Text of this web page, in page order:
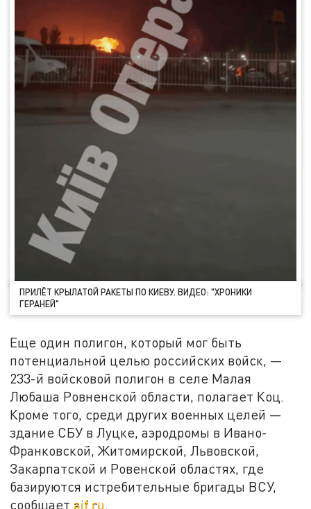
ПРИЛЁТ КРЫЛАТОЙ РАКЕТЫ ПО КИЕВУ. ВИДЕО: "ХРОНИКИ
ГЕРАНЕЙ"
Еще один полигон, который мог быть
потенциальной целью российских войск, —
233-й войсковой полигон в селе Малая
Любаша Ровненской области, полагает Коц.
Кроме того, среди других военных целей —
здание СБУ в Луцке, аэродромы в Ивано-
Франковской, Житомирской, Львовской,
Закарпатской и Ровенской областях, где
базируются истребительные бригады ВСУ,
сообщаетaif.ru